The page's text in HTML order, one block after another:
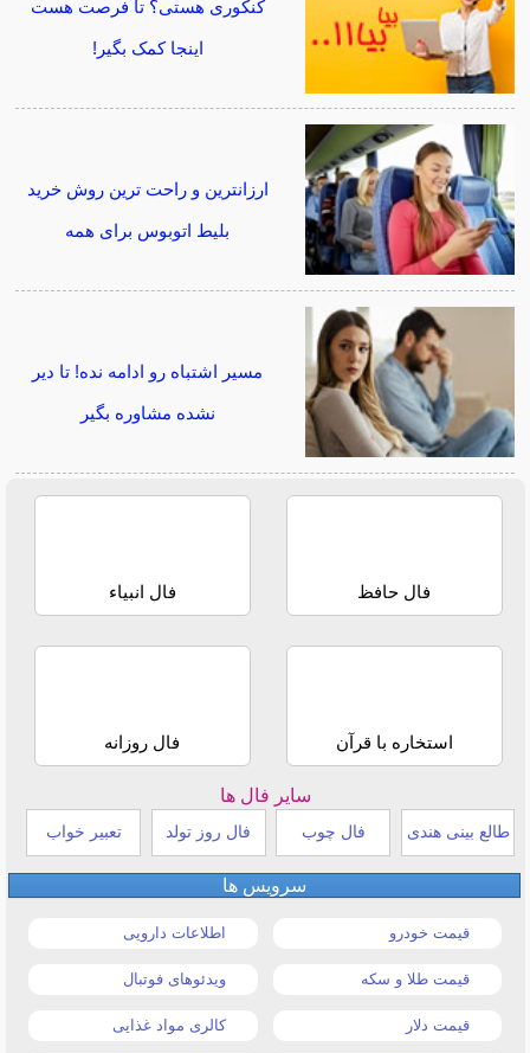
کنکوری هستی؟ تا فرصت هست
اینجا کمک بگیر!
ارزانترین و راحت ترین روش خرید
بلیط اتوبوس برای همه
مسیر اشتباه رو ادامه نده! تا دیر
نشده مشاوره بگیر
فال حافظ فال انبیاء
استخاره با قرآن فال روزانه
سایر فال ها
طالع بینی هندی فال چوب فال روز تولد تعبیر خواب
سرویس ها
قیمت خودرو اطلاعات دارویی
قیمت طلا و سکه ویدئوهای فوتبال
قیمت دلار کالری مواد غذایی